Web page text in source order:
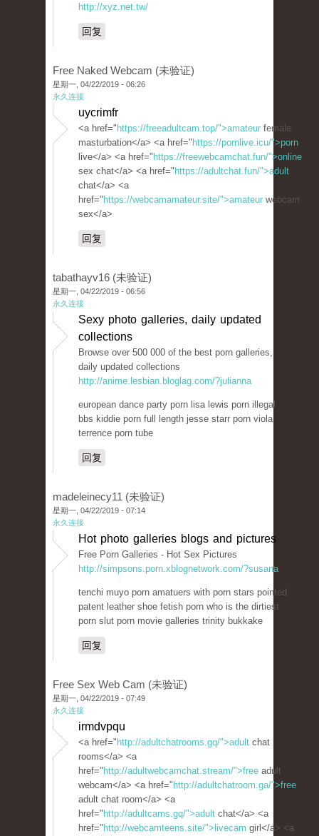
http://xyz.net.tw/
回复
Free Naked Webcam (未验证)
星期一, 04/22/2019 - 06:26
永久连接
uycrimfr
<a href=" https://freeadultcam.top/">amateur female
masturbation</a> <a href=" https://pornlive.icu/">porn
live</a> <a href=" https://freewebcamchat.fun/">online
sex chat</a> <a href=" https://adultchat.fun/">adult
chat</a> <a
href=" https://webcamamateur.site/">amateur webcam
sex</a>
回复
tabathayv16 (未验证)
星期一, 04/22/2019 - 06:56
永久连接
Sexy photo galleries, daily updated
collections
Browse over 500 000 of the best porn galleries,
daily updated collections
http://anime.lesbian.bloglag.com/?julianna
european dance party porn lisa lewis porn illegal
bbs kiddie porn full length jesse starr porn viola
terrence porn tube
回复
madeleinecy11 (未验证)
星期一, 04/22/2019 - 07:14
永久连接
Hot photo galleries blogs and pictures
Free Porn Galleries - Hot Sex Pictures
http://simpsons.porn.xblognetwork.com/?susana
tenchi muyo porn amatuers with porn stars pointed
patent leather shoe fetish porn who is the dirtiest
porn slut porn movie galleries trinity bukkake
回复
Free Sex Web Cam (未验证)
星期一, 04/22/2019 - 07:49
永久连接
irmdvpqu
<a href=" http://adultchatrooms.gq/">adult chat
rooms</a> <a
href=" http://adultwebcamchat.stream/">free adult
webcam</a> <a href=" http://adultchatroom.ga/">free
adult chat room</a> <a
href=" http://adultcams.gq/">adult chat</a> <a
href=" http://webcamteens.site/">livecam girl</a> <a